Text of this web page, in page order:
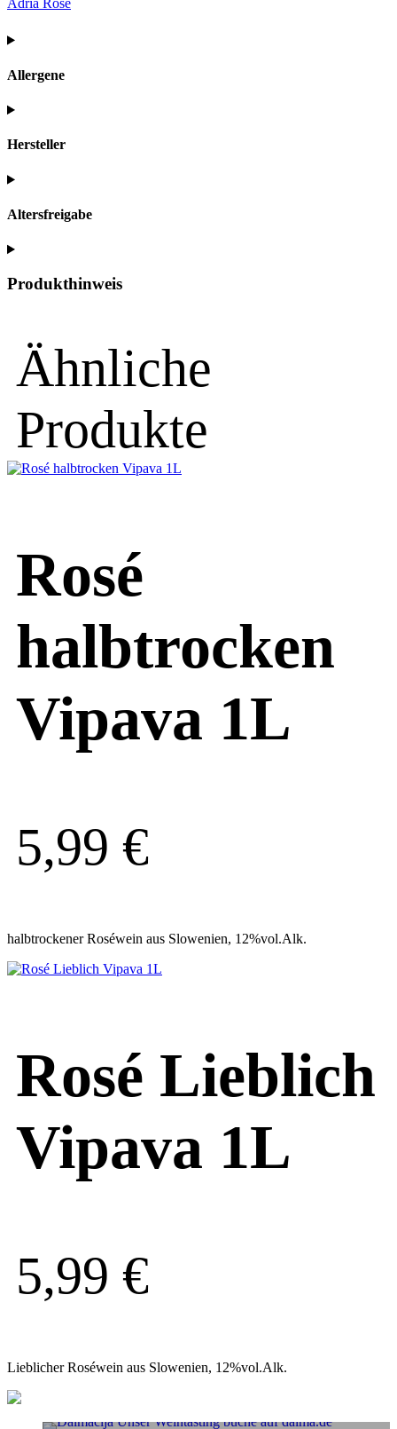
Allergene
Hersteller
Altersfreigabe
Produkthinweis
Ähnliche
Produkte
Rosé
halbtrocken
Vipava 1L
5,99 €
halbtrockener Roséwein aus Slowenien, 12%vol.Alk.
Rosé Lieblich
Vipava 1L
5,99 €
Lieblicher Roséwein aus Slowenien, 12%vol.Alk.